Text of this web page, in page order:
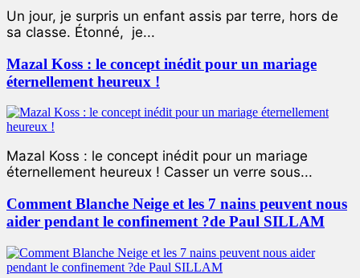
Un jour, je surpris un enfant assis par terre, hors de
sa classe. Étonné, je...
Mazal Koss : le concept inédit pour un mariage
éternellement heureux !
Mazal Koss : le concept inédit pour un mariage
éternellement heureux ! Casser un verre sous...
Comment Blanche Neige et les 7 nains peuvent nous
aider pendant le confinement ?de Paul SILLAM